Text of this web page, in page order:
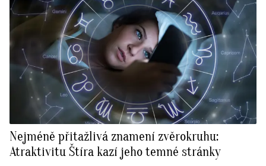
Nejméně přitažlivá znamení zvěrokruhu:
Atraktivitu Štíra kazí jeho temné stránky